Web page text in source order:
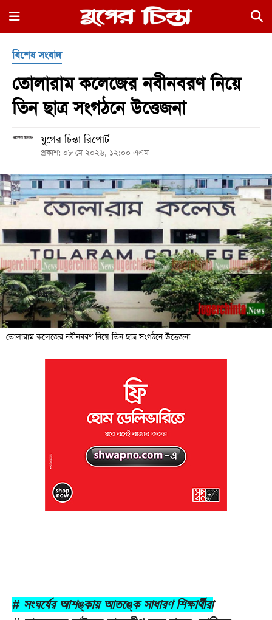
×
রাজনীতি
নগর
জুড়ে
নগরের
বাইরে
আদালতপাড়া
জনদুর্ভোগ
বিশেষ
সংবাদ
বিশেষ সংবাদ
তোলারাম কলেজের নবীনবরণ নিয়ে
তিন ছাত্র সংগঠনে উত্তেজনা
যুগের চিন্তা রিপোর্ট
প্রকাশ: ০৮ মে ২০২৬, ১২:০০ এএম
তোলারাম কলেজের নবীনবরণ নিয়ে তিন ছাত্র সংগঠনে উত্তেজনা
# সংঘর্ষের আশঙ্কায় আতঙ্কে সাধারণ শিক্ষার্থীরা